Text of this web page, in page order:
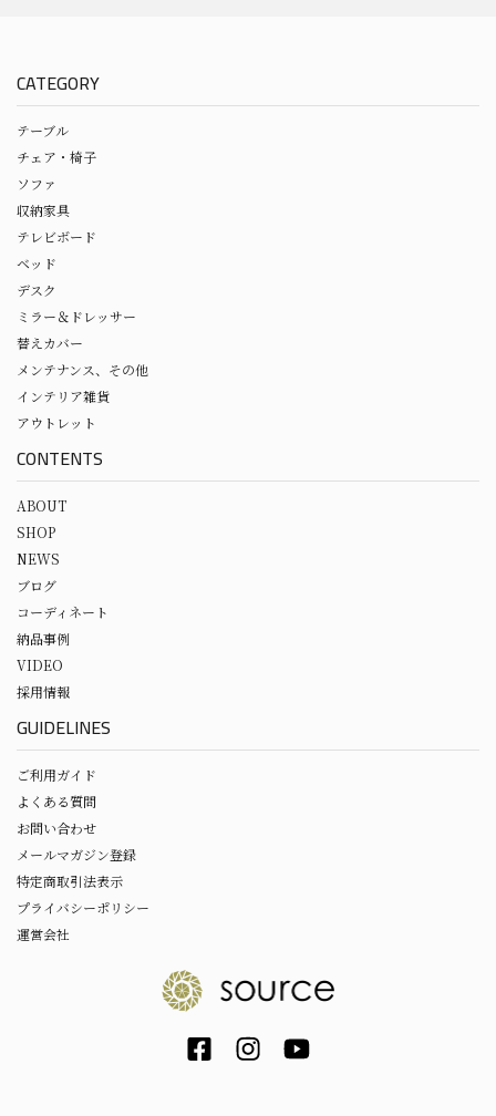
CATEGORY
テーブル
チェア・椅子
ソファ
収納家具
テレビボード
ベッド
デスク
ミラー＆ドレッサー
替えカバー
メンテナンス、その他
インテリア雑貨
アウトレット
CONTENTS
ABOUT
SHOP
NEWS
ブログ
コーディネート
納品事例
VIDEO
採用情報
GUIDELINES
ご利用ガイド
よくある質問
お問い合わせ
メールマガジン登録
特定商取引法表示
プライバシーポリシー
運営会社